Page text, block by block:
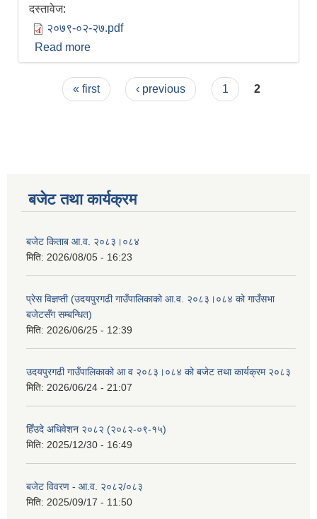
दस्तावेज:
२०७९-०२-२७.pdf
Read more
शुक्रबार
Pages« first ‹ previous 1 2
बजेट तथा कार्यक्रम
बजेट किताब आ.व. २०८३।०८४
मिति: 2026/08/05 - 16:23
प्रेस विज्ञप्ती (उदयपुरगढी गाउँपालिकाको आ.व. २०८३।०८४ को गाउँसभा
बजेटसँग सम्बन्धित)
मिति: 2026/06/25 - 12:39
उदयपुरगढी गाउँपालिकाको आ व २०८३।०८४ को बजेट तथा कार्यक्रम २०८३
मिति: 2026/06/24 - 21:07
हिँउदे अधिवेशन २०८२ (२०८२-०९-१५)
मिति: 2025/12/30 - 16:49
बजेट विवरण - आ.व. २०८२/०८३
मिति: 2025/09/17 - 11:50